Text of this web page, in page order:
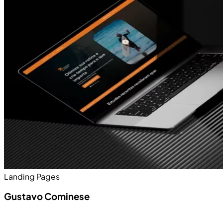
Landing Pages
Gustavo Cominese